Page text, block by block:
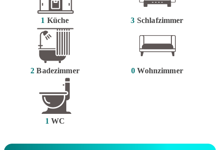
1 Küche 3 Schlafzimmer
2 Badezimmer 0 Wohnzimmer
1WC